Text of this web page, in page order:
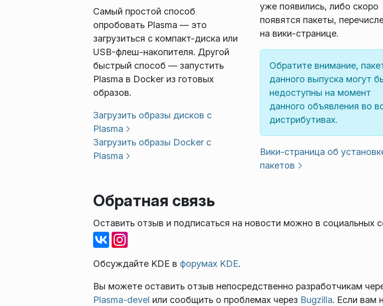
Самый простой способ
опробовать Plasma — это
загрузиться с компакт-диска или
USB-флеш-накопителя. Другой
быстрый способ — запустить
Plasma в Docker из готовых
образов.
Загрузить образы дисков с
Plasma
Загрузить образы Docker с
Plasma
уже появились, либо скоро
появятся пакеты,
на вики-странице.
Обратите внимание,
данного выпуска могут
недоступны на момент
данного объявления во
дистрибутивах.
Вики-страница об
пакетов
Обратная связь
Оставить отзыв и подписаться на новости можно в социальных
Обсуждайте KDE в форумах KDE.
Вы можете оставить отзыв непосредственно разработчикам
Plasma-devel или сообщить о проблемах через Bugzilla. Если вам